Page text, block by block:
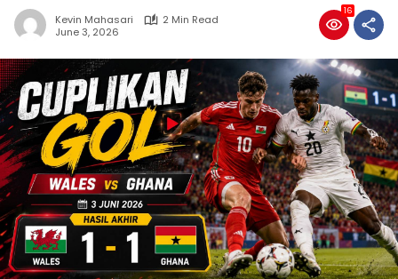
Kevin Mahasari
2 Min Read
June 3, 2026
16